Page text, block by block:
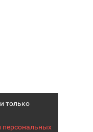
только
персональных